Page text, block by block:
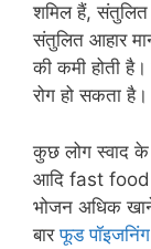
शमिल हैं,
संतुलित आहार
की कमी होती
रोग हो सकता है।
कुछ लोग स्वाद के
आदि fast food
भोजन अधिक
बारफूड पॉइजनिंग